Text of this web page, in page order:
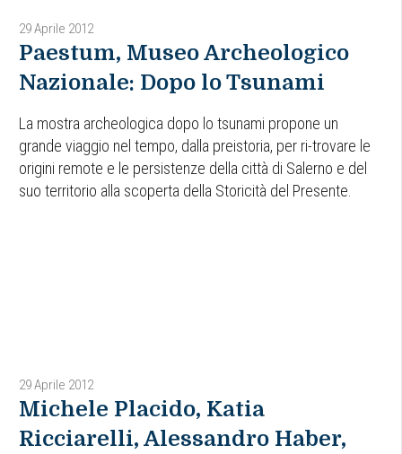
29 Aprile 2012
Paestum, Museo Archeologico
Nazionale: Dopo lo Tsunami
La mostra archeologica dopo lo tsunami propone un
grande viaggio nel tempo, dalla preistoria, per ri-trovare le
origini remote e le persistenze della città di Salerno e del
suo territorio alla scoperta della Storicità del Presente.
29 Aprile 2012
Michele Placido, Katia
Ricciarelli, Alessandro Haber,